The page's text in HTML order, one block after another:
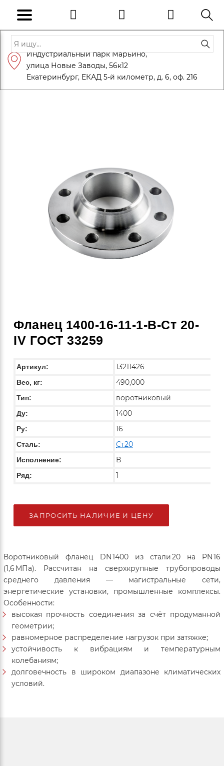
+7 (812) 600-10-15
info@eversteel.ru
Адрес: Санкт-Петербург, Петергоф,
Индустриальный парк Марьино,
улица Новые Заводы, 56к12
Екатеринбург, ЕКАД 5-й километр, д. 6, оф. 216
ЗАКАЗАТЬ ЗВОНОК
Фланец 1400-16-11-1-B-Ст 20-
IV ГОСТ 33259
Артикул: 13211426
Вес, кг: 490,000
Тип: воротниковый
Ду: 1400
Ру: 16
Сталь: Ст20
Исполнение: В
Ряд: 1
ЗАПРОСИТЬ НАЛИЧИЕ И ЦЕНУ
Воротниковый фланец DN 1400 из стали 20 на PN 16
(1,6 МПа). Рассчитан на сверхкрупные трубопроводы
среднего давления — магистральные сети,
энергетические установки, промышленные комплексы.
Особенности:
высокая прочность соединения за счёт продуманной
геометрии;
равномерное распределение нагрузок при затяжке;
устойчивость к вибрациям и температурным
колебаниям;
долговечность в широком диапазоне климатических
условий.